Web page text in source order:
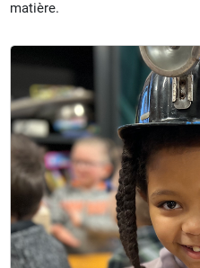
matière.